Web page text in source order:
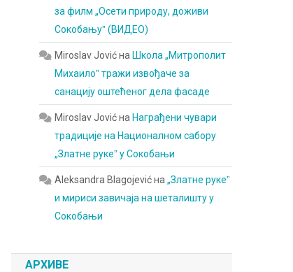
за филм „Осети природу, доживи
Сокобањуˮ (ВИДЕО)
Miroslav Jovićна Школа „Митрополит
Михаилоˮ тражи извођаче за
санацију оштећеног дела фасаде
Miroslav Jovićна Награђени чувари
традиције на Националном сабору
„Златне рукеˮ у Сокобањи
Aleksandra Blagojevićна„Златне рукеˮ
и мириси завичаја на шеталишту у
Сокобањи
АРХИВЕ